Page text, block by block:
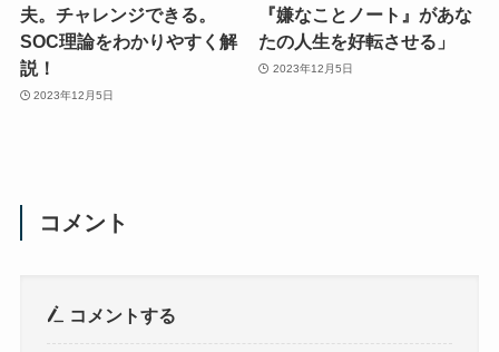
夫。チャレンジできる。
SOC理論をわかりやすく解
説！
2023年12月5日
『嫌なことノート』があな
たの人生を好転させる」
2023年12月5日
コメント
コメントする